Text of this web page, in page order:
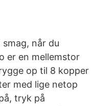
når du
er en mellemstor
op til 8 kopper
med lige netop
tryk på